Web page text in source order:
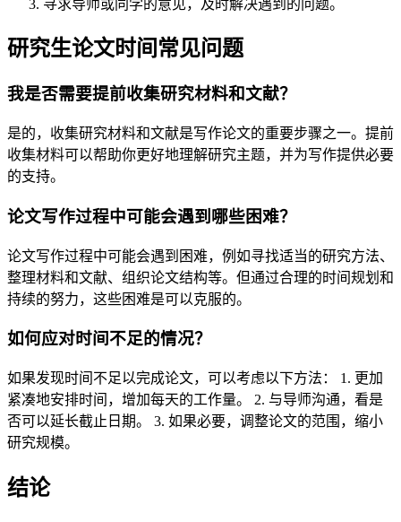
寻求导师或同学的意见，及时解决遇到的问题。
研究生论文时间常见问题
我是否需要提前收集研究材料和文献？
是的，收集研究材料和文献是写作论文的重要步骤之一。提前
收集材料可以帮助你更好地理解研究主题，并为写作提供必要
的支持。
论文写作过程中可能会遇到哪些困难？
论文写作过程中可能会遇到困难，例如寻找适当的研究方法、
整理材料和文献、组织论文结构等。但通过合理的时间规划和
持续的努力，这些困难是可以克服的。
如何应对时间不足的情况？
如果发现时间不足以完成论文，可以考虑以下方法： 1. 更加
紧凑地安排时间，增加每天的工作量。 2. 与导师沟通，看是
否可以延长截止日期。 3. 如果必要，调整论文的范围，缩小
研究规模。
结论